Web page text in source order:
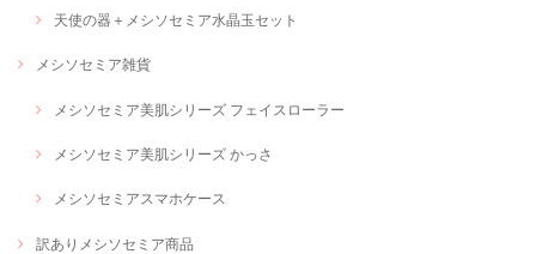
天使の器＋メシソセミア水晶玉セット
メシソセミア雑貨
メシソセミア美肌シリーズ フェイスローラー
メシソセミア美肌シリーズ かっさ
メシソセミアスマホケース
訳ありメシソセミア商品